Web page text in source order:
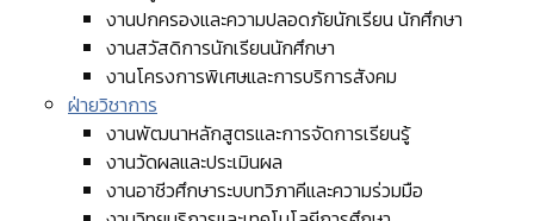
งานปกครองและความปลอดภัยนักเรียน นักศึกษา
งานสวัสดิการนักเรียนนักศึกษา
งานโครงการพิเศษและการบริการสังคม
ฝ่ายวิชาการ
งานพัฒนาหลักสูตรและการจัดการเรียนรู้
งานวัดผลและประเมินผล
งานอาชีวศึกษาระบบทวิภาคีและความร่วมมือ